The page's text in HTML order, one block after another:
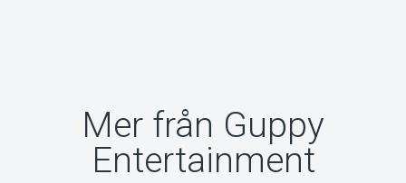
Mer från Guppy
Entertainment